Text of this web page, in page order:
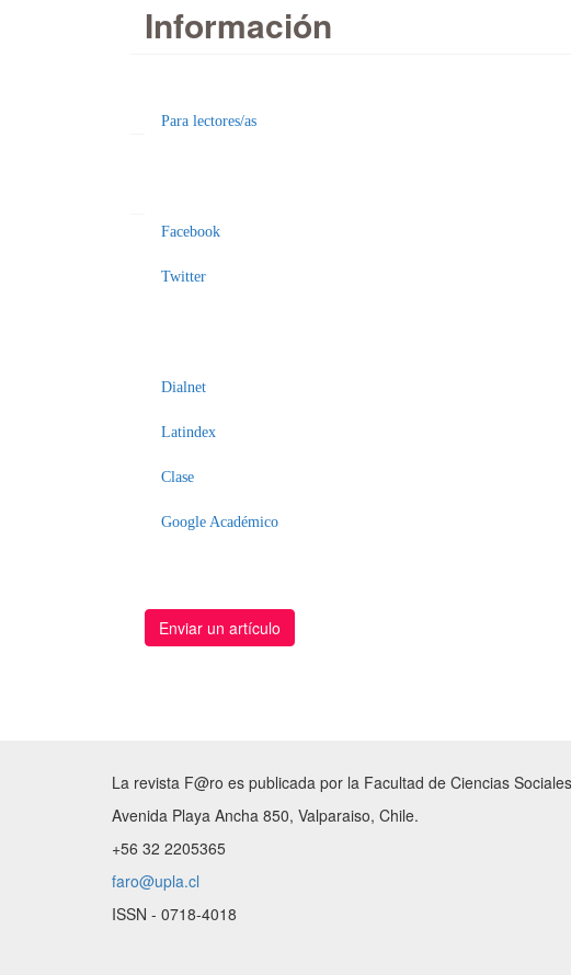
Información
Para lectores/as
Facebook
Twitter
Dialnet
Latindex
Clase
Google Académico
Enviar
un
Enviar un artículo
La revista F@ro es publicada por la Facultad de Ciencias
Avenida Playa Ancha 850, Valparaiso, Chile.
+56 32 2205365
faro@upla.cl
ISSN - 0718-4018